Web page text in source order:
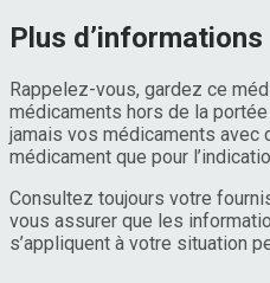
Plus d’informations
Rappelez-vous, gardez ce
médicaments hors de la
jamais vos médicaments avec
médicament que pour
Consultez toujours votre
vous assurer que les
s’appliquent à votre situation